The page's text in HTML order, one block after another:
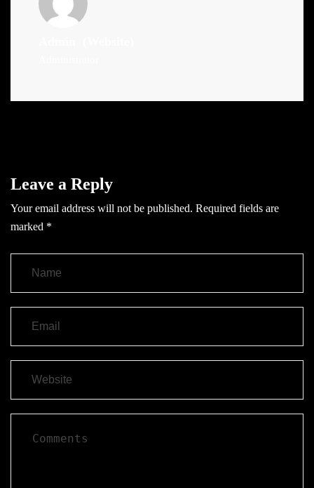
Leave a Reply
Your email address will not be published. Required fields are
marked *